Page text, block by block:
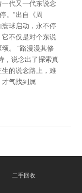
代又一代东说念
。”出自《周
球启动，永不停
不仅是对个东说
。 “路漫漫其修
，说念出了探索真
的说念路上，难
气找到属
二手回收